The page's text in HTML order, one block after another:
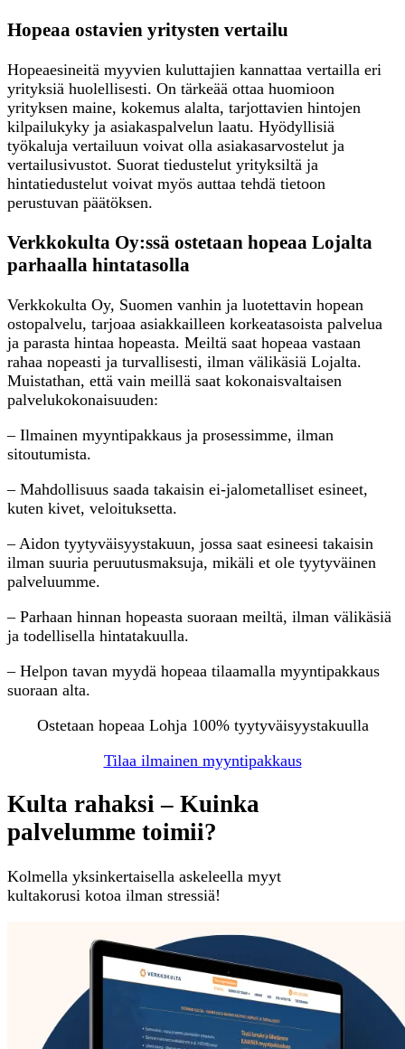
Hopeaa ostavien yritysten vertailu
Hopeaesineitä myyvien kuluttajien kannattaa vertailla eri
yrityksiä huolellisesti. On tärkeää ottaa huomioon
yrityksen maine, kokemus alalta, tarjottavien hintojen
kilpailukyky ja asiakaspalvelun laatu. Hyödyllisiä
työkaluja vertailuun voivat olla asiakasarvostelut ja
vertailusivustot. Suorat tiedustelut yrityksiltä ja
hintatiedustelut voivat myös auttaa tehdä tietoon
perustuvan päätöksen.
Verkkokulta Oy:ssä ostetaan hopeaa Lojalta
parhaalla hintatasolla
Verkkokulta Oy, Suomen vanhin ja luotettavin hopean
ostopalvelu, tarjoaa asiakkailleen korkeatasoista palvelua
ja parasta hintaa hopeasta. Meiltä saat hopeaa vastaan
rahaa nopeasti ja turvallisesti, ilman välikäsiä Lojalta.
Muistathan, että vain meillä saat kokonaisvaltaisen
palvelukokonaisuuden:
– Ilmainen myyntipakkaus ja prosessimme, ilman
sitoutumista.
– Mahdollisuus saada takaisin ei-jalometalliset esineet,
kuten kivet, veloituksetta.
– Aidon tyytyväisyystakuun, jossa saat esineesi takaisin
ilman suuria peruutusmaksuja, mikäli et ole tyytyväinen
palveluumme.
– Parhaan hinnan hopeasta suoraan meiltä, ilman välikäsiä
ja todellisella hintatakuulla.
– Helpon tavan myydä hopeaa tilaamalla myyntipakkaus
suoraan alta.
Ostetaan hopeaa Lohja 100% tyytyväisyystakuulla
Tilaa ilmainen myyntipakkaus
Kulta rahaksi – Kuinka
palvelumme toimii?
Kolmella yksinkertaisella askeleella myyt
kultakorusi kotoa ilman stressiä!